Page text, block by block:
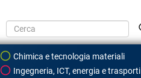
Chimica e tecnologia materiali
Ingegneria, ICT, energia e trasporti